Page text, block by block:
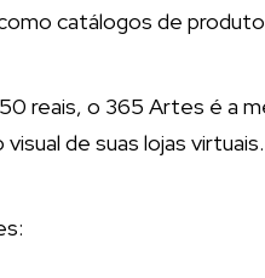
catálogos de
reais, o 365 Artes é a
de suas lojas virtuais.